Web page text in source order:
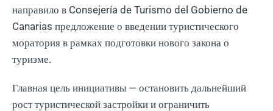
направило в Consejería de Turismo del Gobierno de
Canarias предложение о введении туристического
моратория в рамках подготовки нового закона о
туризме.
Главная цель инициативы — остановить дальнейший
рост туристической застройки и ограничить